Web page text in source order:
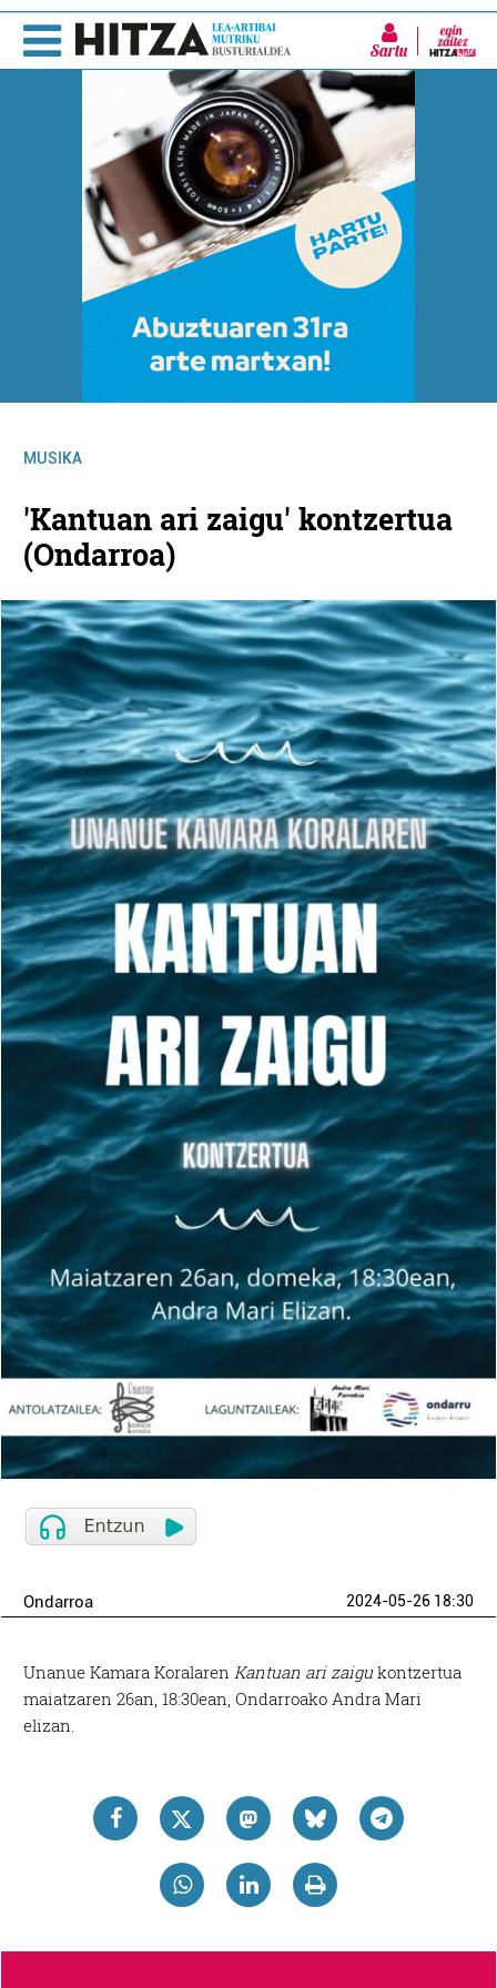
Sartu
MUSIKA
'Kantuan ari zaigu' kontzertua
(Ondarroa)
Ondarroa 2024-05-26 18:30
Unanue Kamara Koralaren Kantuan ari zaigukontzertua
maiatzaren 26an, 18:30ean, Ondarroako Andra Mari
elizan.